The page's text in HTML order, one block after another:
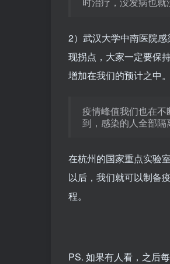
2）武汉大学中南医院
现拐点，大家一定要保
增加在我们的预计之中。
疫情峰值我们也在
到，感染的人全部隔
在杭州的国家重点实验
以后，我们就可以制备
程。
PS. 如果有人看，之后